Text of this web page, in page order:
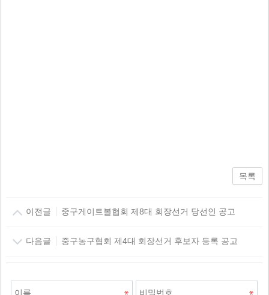
목록
이전글 중구게이트볼협회 제8대 회장선거 당선인 공고
다음글 중구농구협회 제4대 회장선거 후보자 등록 공고